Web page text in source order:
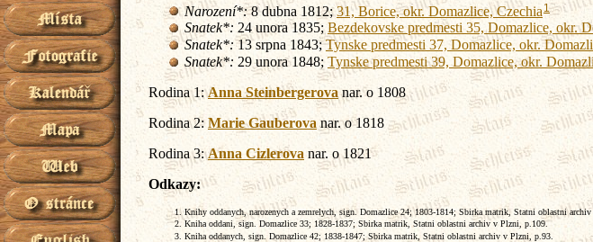
Narození*:8 dubna 1812;31, Borice, okr. Domazlice, Czechia 1
Snatek*: 24 unora 1835;Bezdekovske predmesti 35, Domazlice, okr.
Snatek*:13 srpna 1843;Tynske predmesti 37, Domazlice, okr.
Snatek*: 29 unora 1848; Tynske predmesti 39, Domazlice, okr.
Rodina 1:Anna Steinbergerovanar. o 1808
Rodina 2: Marie Gauberova nar. o 1818
Rodina 3:Anna Cizlerova nar. o 1821
Odkazy:
Knihy oddanych, narozenych a zemrelych, sign. Domazlice 24; 1803-1814; Sbirka matrik, Statni oblastni
Kniha oddani, sign. Domazlice 33; 1828-1837; Sbirka matrik, Statni oblastni archiv v Plzni, p.109.
Kniha oddanych, sign. Domazlice 42; 1838-1847; Sbirka matrik, Statni oblastni archiv v Plzni, p.93.